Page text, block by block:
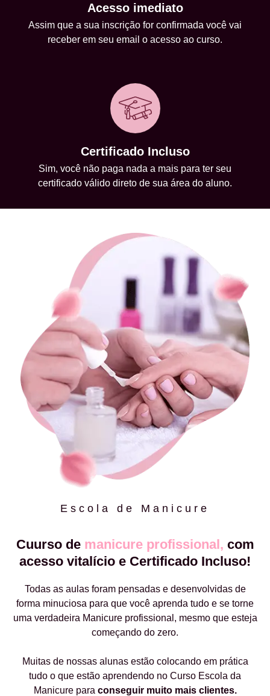
Acesso imediato
Assim que a sua inscrição for confirmada você vai
receber em seu email o acesso ao curso.
Certificado Incluso
Sim, você não paga nada a mais para ter seu
certificado válido direto de sua área do aluno.
Escola de Manicure
Cuurso de manicure profissional, com
acesso vitalício e Certificado Incluso!
Todas as aulas foram pensadas e desenvolvidas de
forma minuciosa para que você aprenda tudo e se torne
uma verdadeira Manicure profissional, mesmo que esteja
começando do zero.
Muitas de nossas alunas estão colocando em prática
tudo o que estão aprendendo no Curso Escola da
Manicure para conseguir muito mais clientes.